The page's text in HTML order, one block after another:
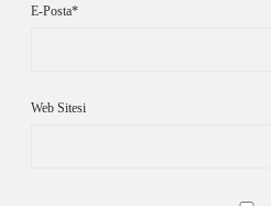
E-Posta*
Web Sitesi